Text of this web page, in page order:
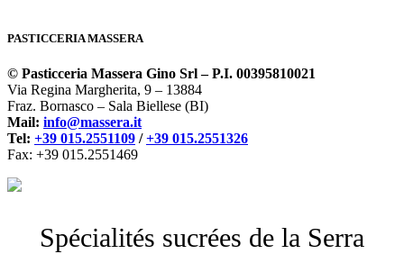
PASTICCERIA MASSERA
© Pasticceria Massera Gino Srl – P.I. 00395810021
Via Regina Margherita, 9 – 13884
Fraz. Bornasco – Sala Biellese (BI)
Mail: info@massera.it
Tel: +39 015.2551109 /+39 015.2551326
Fax: +39 015.2551469
Spécialités sucrées de la Serra